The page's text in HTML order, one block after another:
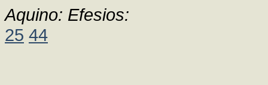
Aquino: Efesios:
25 44